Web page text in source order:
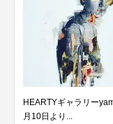
ギャラリーyama 個展8
日より...